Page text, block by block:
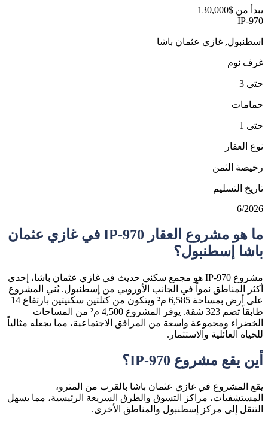
يبدأ من $130,000
IP-970
اسطنبول, غازي عثمان باشا
غرف نوم
حتى 3
حمامات
حتى 1
نوع العقار
رخيصة الثمن
تاريخ التسليم
6/2026
ما هو مشروع العقار IP-970 في غازي عثمان
باشا إسطنبول؟
مشروع IP-970 هو مجمع سكني حديث في غازي عثمان باشا، إحدى
أكثر المناطق نمواً في الجانب الأوروبي من إسطنبول. بُني المشروع
على أرض بمساحة 6,585 م² ويتكون من كتلتين سكنيتين بارتفاع 14
طابقاً تضم 323 شقة. يوفر المشروع 4,500 م² من المساحات
الخضراء ومجموعة واسعة من المرافق الاجتماعية، مما يجعله مثالياً
للحياة العائلية والاستثمار.
أين يقع مشروع IP-970؟
يقع المشروع في غازي عثمان باشا بالقرب من المترو،
المستشفيات، مراكز التسوق والطرق السريعة الرئيسية، مما يسهل
التنقل إلى مركز إسطنبول والمناطق الأخرى.